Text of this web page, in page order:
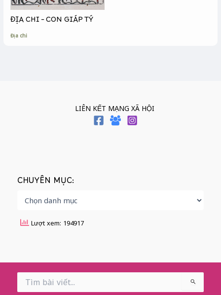
ĐỊA CHI – CON GIÁP TÝ
Địa chi
LIÊN KẾT MẠNG XÃ HỘI
CHUYÊN MỤC:
Lượt xem: 194917
Search
for: